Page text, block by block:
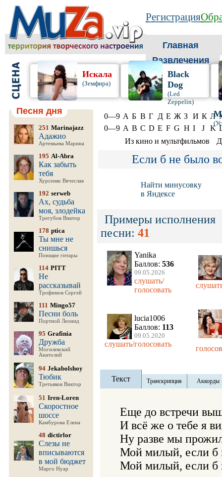
Регистрация
Главная
Развлечения
Искала
(Земфира)
Black
Dog
(Led
Zeppelin)
Песня дня
251 Marinajazz
Адажио
Артемьева Марина
195 Al-Abra
Как забыть
тебя
Хурсенко Вячеслав
192 serweb
Ах, судьба
моя, злодейка
Трегубов Виктор
178 ptica
Ты мне не
снишься
Поющие гитары
114 PITT
Не
рассказывай
Трофимов Сергей
111 Mingo57
Песни боль
Портной Леонид
95 Grafinia
Дружба
Могилевский
Анатолий
94 Jekabolshoy
Тюбик
Третьяков Виктор
51 Iren-Loren
Скоростное
шоссе
Камбурова Елена
48 dictirlor
Слезы не
вписываются
в мой бюджет
Марго Нуар
0—9 А Б В Г Д Е Ж З И К Л
0—9 A B C D E F G H I J K
Из кино и мультфильмов
Если б не было
Найти минусовку
в Яндексе
Примеры исполнения
песни: 41
Yanika
Баллов: 536
09.05.2026
слушать/
голосовать
lucia1006
Баллов: 113
09.05.2020
слушать/голосовать
Текст Транскрипция Аккорды
Еще до встречи
И всё же о тебе я
Ну разве мы
Мой милый, если б
Мой милый, если б